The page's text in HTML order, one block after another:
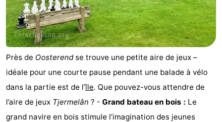
Près de Oosterendse trouve une petite aire de jeux –
idéale pour une courte pause pendant une balade à vélo
dans la partie est de l’île. Que pouvez-vous attendre de
l’aire de jeux Tjermelân ? - Grand bateau en bois : Le
grand navire en bois stimule l’imagination des jeunes